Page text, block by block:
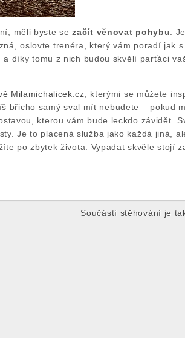
měli byste sezačít věnovat pohybu .
oslovte trenéra, který vám poradí jak s
díky tomu z nich budou skvělí parťáci
Milamichalicek.cz
kterými se můžete
břicho samý sval mít nebudete – pokud
kterou vám bude leckdo závidět.
Je to placená služba jako každá jiná,
po zbytek života. Vypadat skvěle stojí
Součástí stěhování je